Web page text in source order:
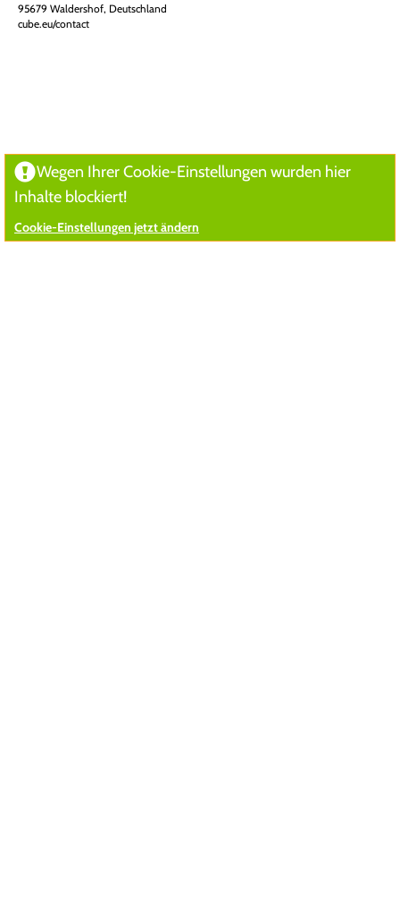
95679 Waldershof, Deutschland
cube.eu/contact
Wegen Ihrer Cookie-Einstellungen wurden hier
Inhalte blockiert!
Cookie-Einstellungen jetzt ändern